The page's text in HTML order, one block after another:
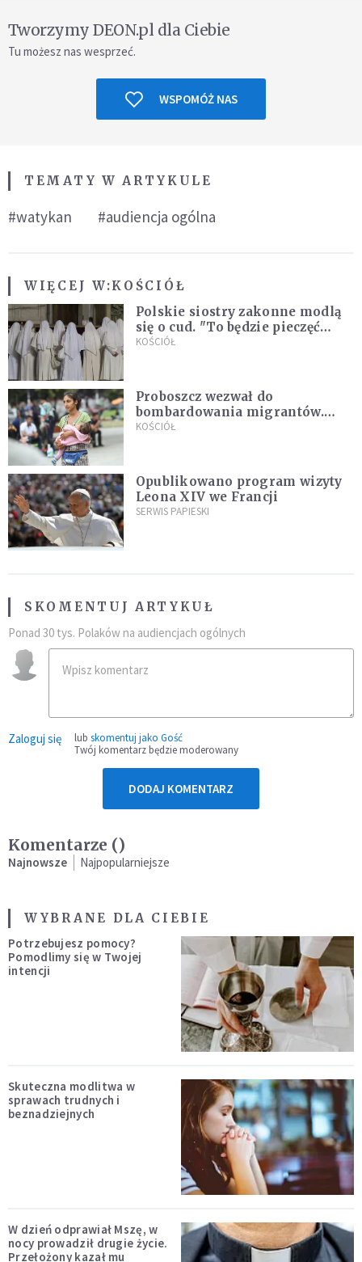
Tworzymy DEON.pl dla Ciebie
Tu możesz nas wesprzeć.
WSPOMÓŻ NAS
TEMATY W ARTYKULE
#watykan #audiencja ogólna
WIĘCEJ W:KOŚCIÓŁ
Polskie siostry zakonne modlą
się o cud. "To będzie pieczęć
Pana Boga dla naszej wiary"
KOŚCIÓŁ
Proboszcz wezwał do
bombardowania migrantów.
"Masowy ogień przeciwko
KOŚCIÓŁ
Opublikowano program wizyty
Leona XIV we Francji
SERWIS PAPIESKI
SKOMENTUJ ARTYKUŁ
Ponad 30 tys. Polaków na audiencjach ogólnych
Zaloguj się lub skomentuj jako Gość
Twój komentarz będzie moderowany
DODAJ KOMENTARZ
Komentarze ()
Najnowsze Najpopularniejsze
WYBRANE DLA CIEBIE
Potrzebujesz pomocy?
Pomodlimy się w Twojej
intencji
Skuteczna modlitwa w
sprawach trudnych i
beznadziejnych
W dzień odprawiał Mszę, w
nocy prowadził drugie życie.
Przełożony kazał mu